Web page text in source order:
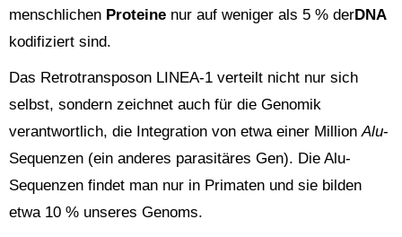
menschlichen Proteine nur auf weniger als 5 % derDNA
kodifiziert sind.
Das Retrotransposon LINEA-1 verteilt nicht nur sich
selbst, sondern zeichnet auch für die Genomik
verantwortlich, die Integration von etwa einer MillionAlu-
Sequenzen (ein anderes parasitäres Gen). Die Alu-
Sequenzen findet man nur in Primaten und sie bilden
etwa 10 % unseres Genoms.